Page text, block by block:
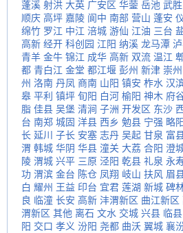
蓬溪 射洪 大英 广安区 华蓥 岳池 武胜
顺庆 高坪 嘉陵 阆中 南部 营山 蓬安
绵竹 罗江 中江 涪城 游仙 江油 三台
高新 经开 科创园 江阳 纳溪 龙马潭
青羊 金牛 锦江 成华 高新 双流 温江
都 青白江 金堂 都江堰 彭州 新津 崇州
州 洛南 丹凤 商南 山阳 镇安 柞水 汉
皋 平利 镇坪 旬阳 白河 榆阳 神木 府
脂 佳县 吴堡 清涧 子洲 开发区 东沙
台 南郑 城固 洋县 西乡 勉县 宁强 略阳
长 延川 子长 安塞 志丹 吴起 甘泉 富
渭 韩城 华阴 华县 潼关 大荔 合阳 澄
陵 渭城 兴平 三原 泾阳 乾县 礼泉 永
功 渭滨 金台 陈仓 凤翔 岐山 扶风 眉
白 耀州 王益 印台 宜君 莲湖 新城 碑
良 临潼 长安 高新 沣渭新区 曲江新区
渭新区 其他 离石 文水 交城 兴县 临县
阳 交口 孝义 汾阳 尧都 曲沃 翼城 襄